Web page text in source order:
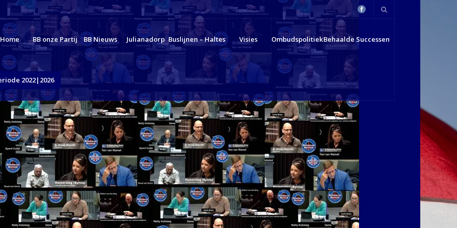
Home BB onze Partij BB Nieuws Julianadorp Buslijnen – Haltes Visies OmbudspolitiekBehaalde Successen
2022|2026